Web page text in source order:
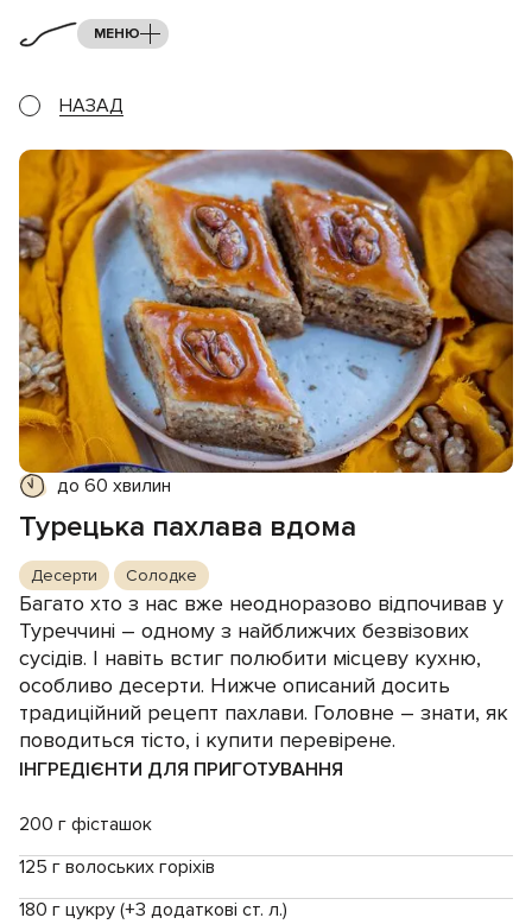
МЕНЮ
НАЗАД
до 60 хвилин
Турецька пахлава вдома
Десерти Солодке
Багато хто з нас вже неодноразово відпочивав у
Туреччині – одному з найближчих безвізових
сусідів. І навіть встиг полюбити місцеву кухню,
особливо десерти. Нижче описаний досить
традиційний рецепт пахлави. Головне – знати, як
поводиться тісто, і купити перевірене.
ІНГРЕДІЄНТИ ДЛЯ ПРИГОТУВАННЯ
200 г фісташок
125 г волоських горіхів
180 г цукру (+3 додаткові ст. л.)